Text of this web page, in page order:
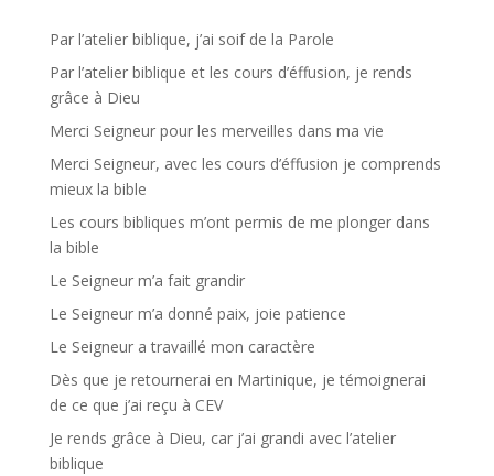
Par l’atelier biblique, j’ai soif de la Parole
Par l’atelier biblique et les cours d’éffusion, je rends
grâce à Dieu
Merci Seigneur pour les merveilles dans ma vie
Merci Seigneur, avec les cours d’éffusion je comprends
mieux la bible
Les cours bibliques m’ont permis de me plonger dans
la bible
Le Seigneur m’a fait grandir
Le Seigneur m’a donné paix, joie patience
Le Seigneur a travaillé mon caractère
Dès que je retournerai en Martinique, je témoignerai
de ce que j’ai reçu à CEV
Je rends grâce à Dieu, car j’ai grandi avec l’atelier
biblique